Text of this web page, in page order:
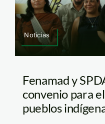
Noticias
Fenamad y
convenio para
pueblos